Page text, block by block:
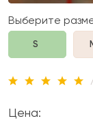
Выберите
S
Цена: